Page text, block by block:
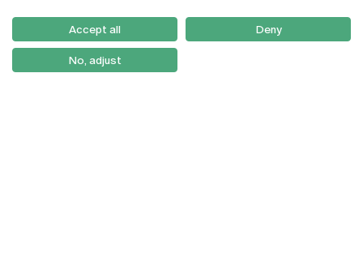
Como Chegar
Newsletter
Accept all Deny
No, adjust